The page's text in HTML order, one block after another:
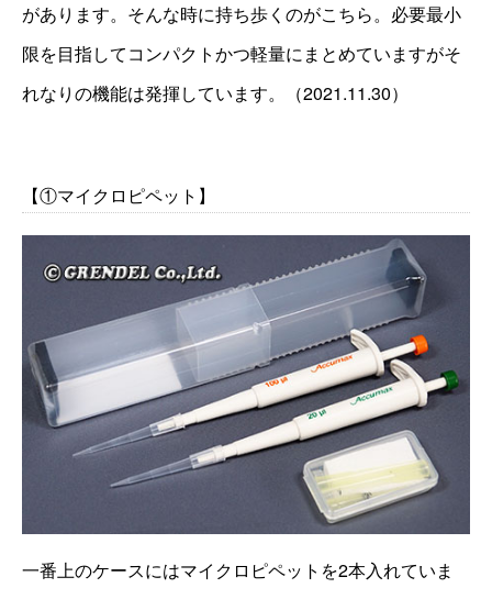
があります。そんな時に持ち歩くのがこちら。必要最小
限を目指してコンパクトかつ軽量にまとめていますがそ
れなりの機能は発揮しています。（2021.11.30）
【①マイクロピペット】
一番上のケースにはマイクロピペットを2本入れていま